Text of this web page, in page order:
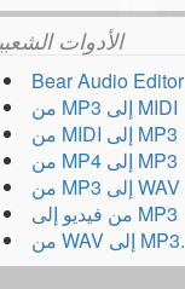
الأدوات
Bear Audio Editor
من MP3 إلى MIDI
من MIDI إلى MP3
من MP4 إلى MP3
من MP3 إلى WAV
من فيديو إلى MP3
من WAV إلى MP3.